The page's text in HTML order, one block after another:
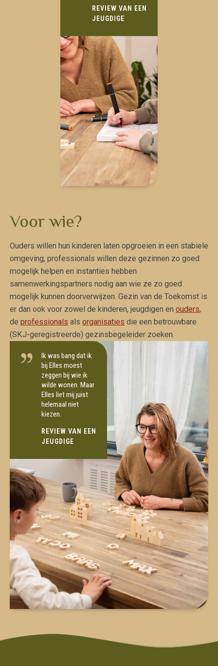
REVIEW VAN EEN
JEUGDIGE
Ik was bang dat ik
bij Elles moest
zeggen bij wie ik
wilde wonen. Maar
Elles liet mij juist
helemaal niet
kiezen.
REVIEW VAN EEN
JEUGDIGE
Voor wie?
Ouders willen hun kinderen laten opgroeien in een stabiele
omgeving, professionals willen deze gezinnen zo goed
mogelijk helpen en instanties hebben
samenwerkingspartners nodig aan wie ze zo goed
mogelijk kunnen doorverwijzen. Gezin van de Toekomst is
er dan ook voor zowel de kinderen, jeugdigen en ouders,
de professionals als organisaties die een betrouwbare
(SKJ-geregistreerde) gezinsbegeleider zoeken.